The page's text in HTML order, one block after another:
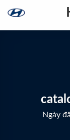
content
Ngày